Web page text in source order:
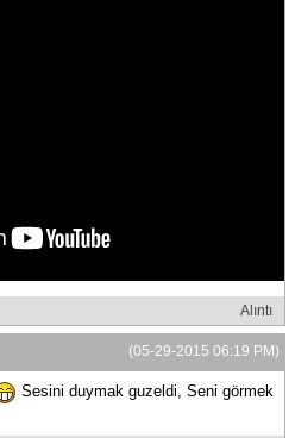
Alıntı
(05-29-2015 06:19 PM)
Sesini duymak guzeldi, Seni görmek